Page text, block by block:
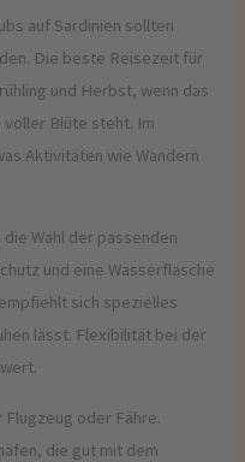
auf Sardinien sollten
Die beste Reisezeit für
und Herbst, wenn das
voller Blüte steht. Im
Aktivitäten wie Wandern
Wahl der passenden
und eine Wasserflasche
sich spezielles
lässt. Flexibilität bei der
oder Fähre.
die gut mit dem